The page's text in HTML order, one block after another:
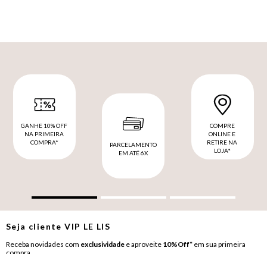
GANHE 10% OFF
NA PRIMEIRA
COMPRA*
PARCELAMENTO
EM ATÉ 6X
COMPRE
ONLINE E
RETIRE NA
LOJA*
Seja clienteVIP LE LIS
Receba novidades com exclusividade e aproveite 10%Off* em sua primeira